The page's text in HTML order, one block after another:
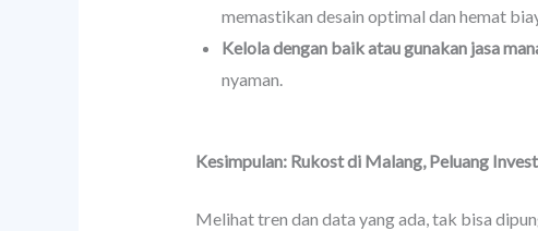
memastikan desain optimal dan hemat
Kelola dengan baik atau gunakan jasa
nyaman.
Kesimpulan: Rukost di Malang, Peluang
Melihat tren dan data yang ada, tak bisa